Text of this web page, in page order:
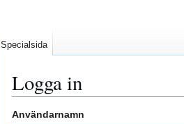
Logga in
Hoppa
Hoppa
Användarnamn
Specialsida